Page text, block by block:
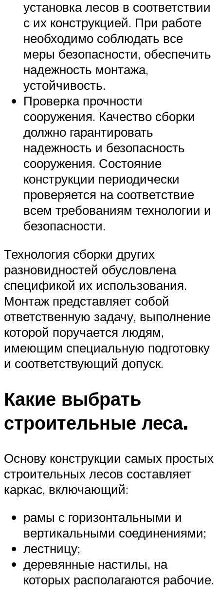
установка лесов в соответствии
с их конструкцией. При работе
необходимо соблюдать все
меры безопасности, обеспечить
надежность монтажа,
устойчивость.
Проверка прочности
сооружения. Качество сборки
должно гарантировать
надежность и безопасность
сооружения. Состояние
конструкции периодически
проверяется на соответствие
всем требованиям технологии и
безопасности.
Технология сборки других
разновидностей обусловлена
спецификой их использования.
Монтаж представляет собой
ответственную задачу, выполнение
которой поручается людям,
имеющим специальную подготовку
и соответствующий допуск.
Какие выбрать
строительные леса.
Основу конструкции самых простых
строительных лесов составляет
каркас, включающий:
рамы с горизонтальными и
вертикальными соединениями;
лестницу;
деревянные настилы, на
которых располагаются рабочие.